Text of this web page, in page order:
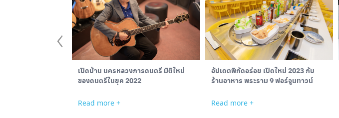
เปิดบ้าน นครหลวงการดนตรี มิติใหม่
ของดนตรีในยุค 2022
Read more +
อัปเดตพิกัดอร่อย เปิดใหม่ 2023 กับ
ร้านอาหาร พระราม 9 ฟอร์จูนทาวน์
Read more +